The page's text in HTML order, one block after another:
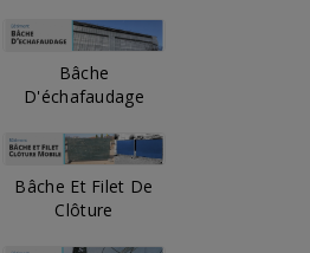
Bâche
D'échafaudage
Bâche Et Filet De
Clôture